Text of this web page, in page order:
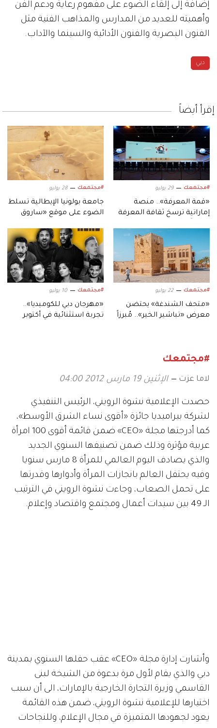
إضافة إلى إلقاء الضوء على مفهوم رعاية ودعم الفن
وأهميته للعديد من المدارس والمذاهب الفنية مثل
الفنون البصرية والفنون الأدائية والسينما والآداب.
دبي
إقرأ أيضاً
#مجتمعك 29 يوليو
«قمة المعرفة».. منصة
إماراتية ترسخ ثقافة المعرفة
#مجتمعك 28 يوليو
جامعة بولونيا الإيطالية تسلط
الضوء على موقع «ساروق
#مجتمعك 22 يوليو
«متحف الشندغة» يحتضن
معرض «تباشير الخير».. مُبرزاً
#مجتمعك 10 يوليو
«مهرجان دبي للكوميديا»..
تجربة استثنائية في أكتوبر
#مجتمعك
لاما عزت الإثنين 19 مارس 2012 04:00
حصدت الإعلامية نشوة الرويني، الرئيس التنفيذي
لشركة بيراميديا جائزة «أقوى نساء الشرق الأوسط»،
كما أدرجتها مجلة «CEO» ضمن قائمة أقوى 100 امرأة
عربية مؤثرة وذلك ضمن تصنيفها السنوي الجديد
والذي يصادف اليوم العالمي للمرأة 8 مارس سنويا
وفيه يحتفل العالم بانجازات المرأة وأدوارها وقدرتها
على تحمل الصعاب، وجاءت نشوة الرويني في الترتيب
الـ 49 بين سيدات أعمال ومجتمع واقتصاد وإعلام.
وأشارت إدارة مجلة «CEO» عقب حفلها السنوي بمدينة
دبي والذي يقام لأول مرة بدعوة من الشيخة لبنى
القاسمي وزيرة التجارة الخارجية بالإمارات، الى أن سبب
اختيارها للإعلامية نشوة الرويني، ضمن هذه القائمة
يعود لجهودها المتميزة في مجال الإعلام، وللنجاحات